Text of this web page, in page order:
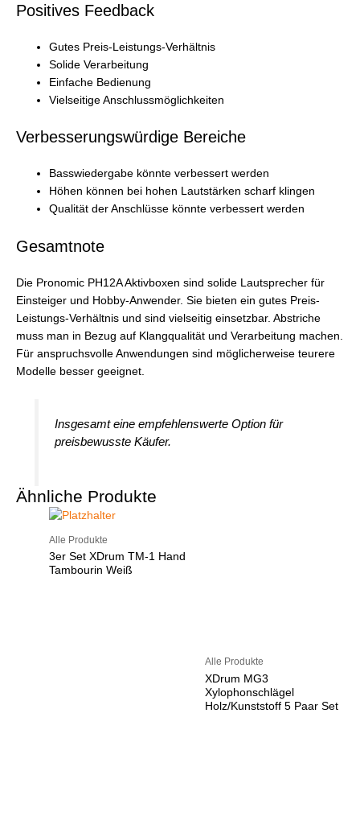
Positives Feedback
Gutes Preis-Leistungs-Verhältnis
Solide Verarbeitung
Einfache Bedienung
Vielseitige Anschlussmöglichkeiten
Verbesserungswürdige Bereiche
Basswiedergabe könnte verbessert werden
Höhen können bei hohen Lautstärken scharf klingen
Qualität der Anschlüsse könnte verbessert werden
Gesamtnote
Die Pronomic PH12A Aktivboxen sind solide Lautsprecher für
Einsteiger und Hobby-Anwender. Sie bieten ein gutes Preis-
Leistungs-Verhältnis und sind vielseitig einsetzbar. Abstriche
muss man in Bezug auf Klangqualität und Verarbeitung machen.
Für anspruchsvolle Anwendungen sind möglicherweise teurere
Modelle besser geeignet.
Insgesamt eine empfehlenswerte Option für
preisbewusste Käufer.
Ähnliche Produkte
Alle Produkte
3er Set XDrum TM-1 Hand
Tambourin Weiß
Alle Produkte
XDrum MG3
Xylophonschlägel
Holz/Kunststoff 5 Paar Set